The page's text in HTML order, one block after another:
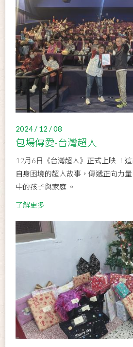
2024 / 12 / 08
包場傳愛-台灣超人
12月6日《台灣超人》正式上映 ！
自身困境的超人故事，傳遞正向力
中的孩子與家庭 。
了解更多